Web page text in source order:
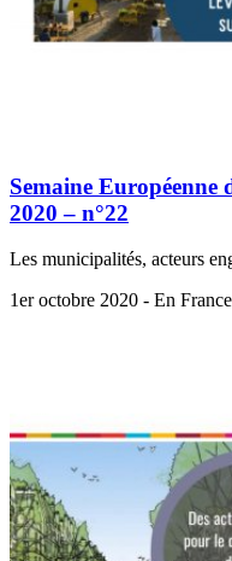
Semaine Européenne
2020 – n°22
Les municipalités, acteurs
1er octobre 2020 - En France